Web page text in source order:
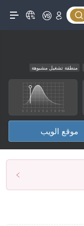
منطقة تشغيل مشبوهة
موقع الويب